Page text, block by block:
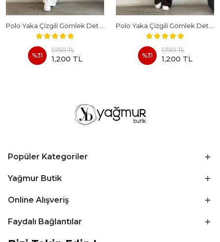
%31
1,750 TL
1,200 TL %31
1,750 TL
1,200 TL
Popüler Kategoriler
Yağmur Butik
Online Alışveriş
Faydalı Bağlantılar